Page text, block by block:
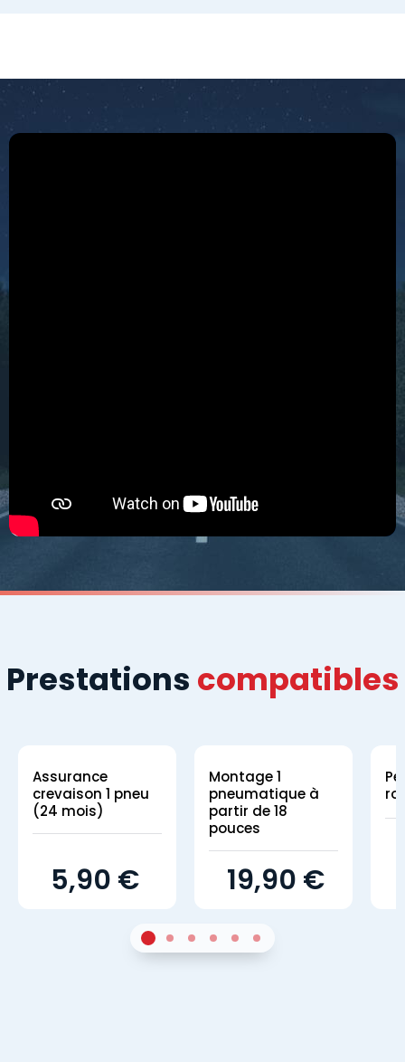
Prestations compatibles
Assurance
crevaison 1 pneu
(24 mois)
5,90 €
Montage 1
pneumatique à
partir de 18
pouces
19,90 €
Sur 42Sur 43Sur 44Sur 45Sur 46Sur 4